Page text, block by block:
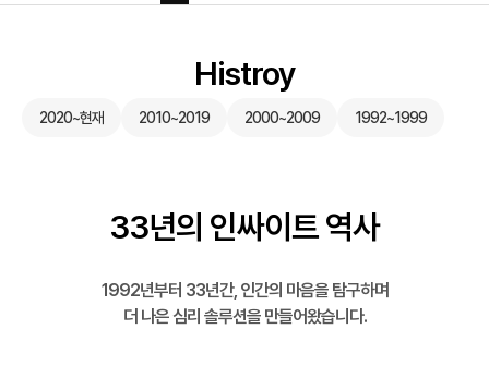
Histroy
2020~현재 2010~2019 2000~2009 1992~1999
33년의 인싸이트 역사
1992년부터 33년간, 인간의 마음을 탐구하며
더 나은 심리 솔루션을 만들어왔습니다.